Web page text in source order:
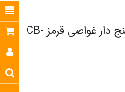
ساعت مچی کرونوگراف عمق سنج دار غواصی قرمز CB-